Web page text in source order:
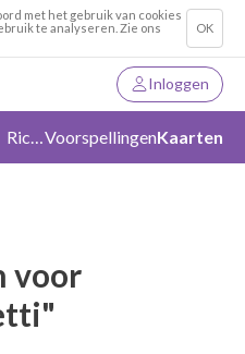
met het gebruik van cookies
te analyseren. Zie ons
OK
Inloggen
RichtingVoorspellingenKaarten
voor